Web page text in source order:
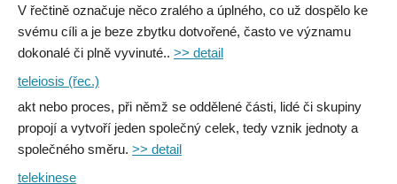
V řečtině označuje něco zralého a úplného, co už dospělo ke
svému cíli a je beze zbytku dotvořené, často ve významu
dokonalé či plně vyvinuté.. >> detail
teleiosis (řec.)
akt nebo proces, při němž se oddělené části, lidé či skupiny
propojí a vytvoří jeden společný celek, tedy vznik jednoty a
společného směru. >> detail
telekinese